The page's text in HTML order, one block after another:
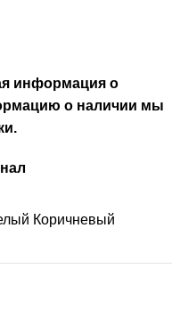
информация о
о наличии мы
Коричневый